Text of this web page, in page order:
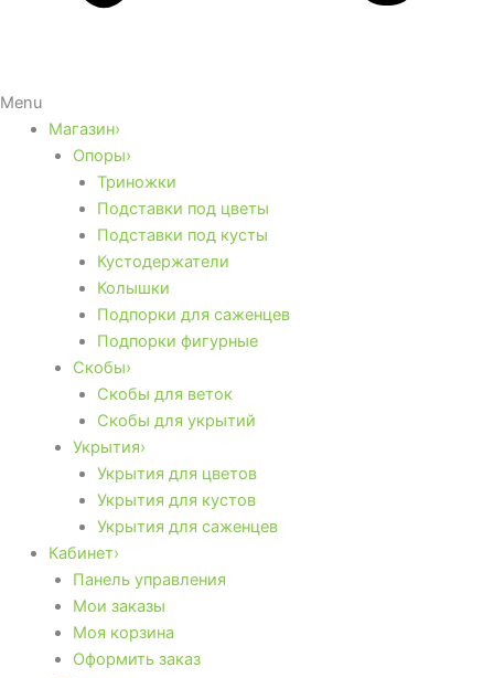
Menu
Магазин›
Опоры›
Триножки
Подставки под цветы
Подставки под кусты
Кустодержатели
Колышки
Подпорки для саженцев
Подпорки фигурные
Скобы›
Скобы для веток
Скобы для укрытий
Укрытия›
Укрытия для цветов
Укрытия для кустов
Укрытия для саженцев
Кабинет›
Панель управления
Мои заказы
Моя корзина
Оформить заказ